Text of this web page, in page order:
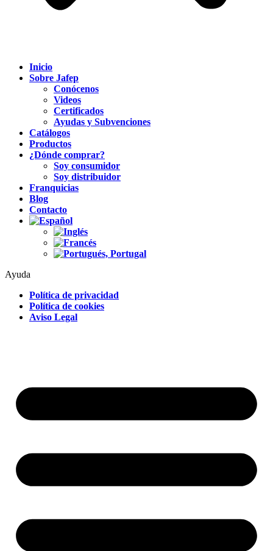
Inicio
Sobre Jafep
Conócenos
Videos
Certificados
Ayudas y Subvenciones
Catálogos
Productos
¿Dónde comprar?
Soy consumidor
Soy distribuidor
Franquicias
Blog
Contacto
Ayuda
Política de privacidad
Política de cookies
Aviso Legal